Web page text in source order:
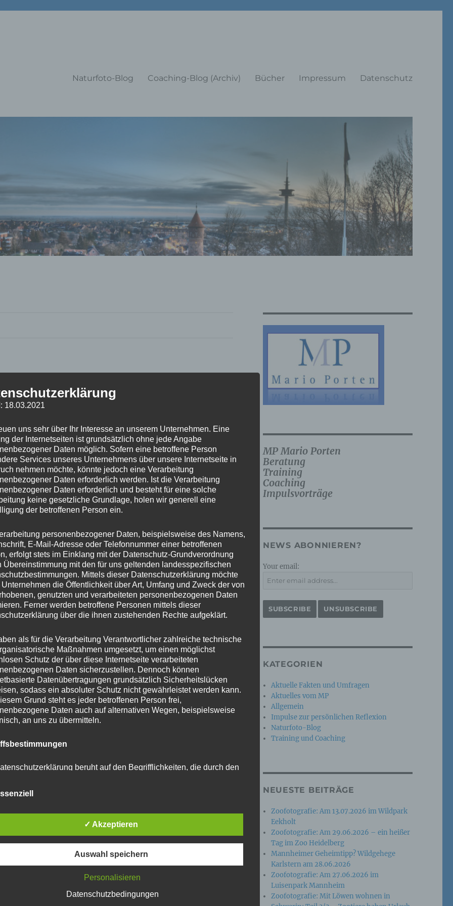
Naturfoto-Blog Coaching-Blog (Archiv) Bücher Impressum Datenschutz
abzugeben.
reduzieren.
MP Mario Porten
Beratung
Training
Coaching
Impulsvorträge
NEWS ABONNIEREN?
Your email:
KATEGORIEN
Aktuelle Fakten und Umfragen
Aktuelles vom MP
Allgemein
Impulse zur persönlichen Reflexion
Naturfoto-Blog
Training und Coaching
NEUESTE BEITRÄGE
Zoofotografie: Am 13.07.2026 im Wildpark
Eekholt
Zoofotografie: Am 29.06.2026 – ein heißer
Tag im Zoo Heidelberg
Mannheimer Geheimtipp? Wildgehege
Karlstern am 28.06.2026
Zoofotografie: Am 27.06.2026 im
Luisenpark Mannheim
Zoofotografie: Mit Löwen wohnen in
18.03.2021
uns sehr über Ihr Interesse an unserem Unternehmen. Eine
der Internetseiten ist grundsätzlich ohne jede Angabe
Daten möglich. Sofern eine betroffene Person
Services unseres Unternehmens über unsere Internetseite in
nehmen möchte, könnte jedoch eine Verarbeitung
Daten erforderlich werden. Ist die Verarbeitung
Daten erforderlich und besteht für eine solche
keine gesetzliche Grundlage, holen wir generell eine
der betroffenen Person ein.
personenbezogener Daten, beispielsweise des Namens,
E-Mail-Adresse oder Telefonnummer einer betroffenen
erfolgt stets im Einklang mit der Datenschutz-Grundverordnung
Übereinstimmung mit den für uns geltenden landesspezifischen
Mittels dieser Datenschutzerklärung möchte
Unternehmen die Öffentlichkeit über Art, Umfang und Zweck der von
genutzten und verarbeiteten personenbezogenen Daten
Ferner werden betroffene Personen mittels dieser
über die ihnen zustehenden Rechte aufgeklärt.
als für die Verarbeitung Verantwortlicher zahlreiche technische
Maßnahmen umgesetzt, um einen möglichst
Schutz der über diese Internetseite verarbeiteten
Daten sicherzustellen. Dennoch können
Datenübertragungen grundsätzlich Sicherheitslücken
sodass ein absoluter Schutz nicht gewährleistet werden kann.
Grund steht es jeder betroffenen Person frei,
Daten auch auf alternativen Wegen, beispielsweise
an uns zu übermitteln.
beruht auf den Begrifflichkeiten, die durch den
Grundverordnung (DS-GVO) verwendet wurden. Unsere
soll sowohl für die Öffentlichkeit als auch für unsere
gewährleisten, möchten wir vorab die verwendeten
in dieser Datenschutzerklärung unter anderem die
✓ Akzeptieren
Auswahl speichern
Personalisieren
Datenschutzbedingungen